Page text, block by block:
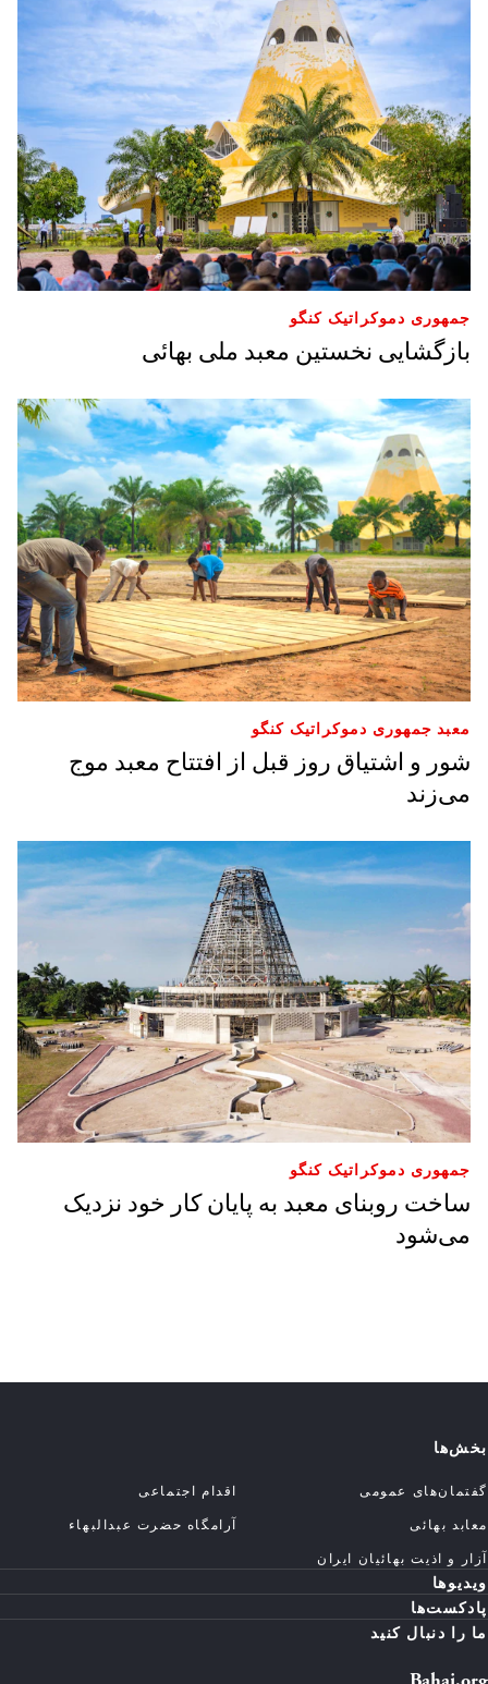
جمهوری دموکراتیک کنگو
بازگشایی نخستین معبد ملی بهائی
معبد جمهوری دموکراتیک کنگو
شور و اشتیاق روز قبل از افتتاح معبد موج
می‌زند
جمهوری دموکراتیک کنگو
ساخت روبنای معبد به پایان کار خود نزدیک
می‌شود
بخش‌ها
گفتمان‌های عمومی
اقدام اجتماعی
معابد بهائی
آرامگاه حضرت عبدالبهاء
آزار و اذیت بهائیان ایران
ویدیوها
پادکست‌ها
ما را دنبال کنید